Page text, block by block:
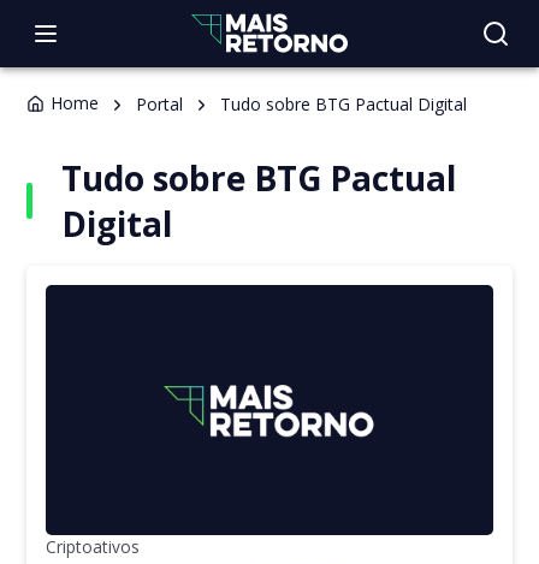
Home Portal Tudo sobre BTG Pactual Digital
Tudo sobre BTG Pactual
Digital
Criptoativos